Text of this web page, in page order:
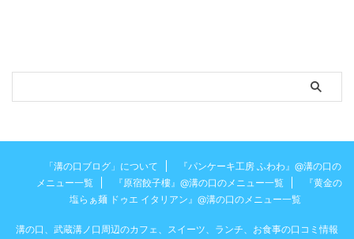
「溝の口ブログ」について
『パンケーキ工房 ふわわ』@溝の口の
メニュー一覧
『原宿餃子樓』@溝の口のメニュー一覧
『黄金の
塩らぁ麺 ドゥエ イタリアン』@溝の口のメニュー一覧
溝の口、武蔵溝ノ口周辺のカフェ、スイーツ、ランチ、お食事の口コミ情報